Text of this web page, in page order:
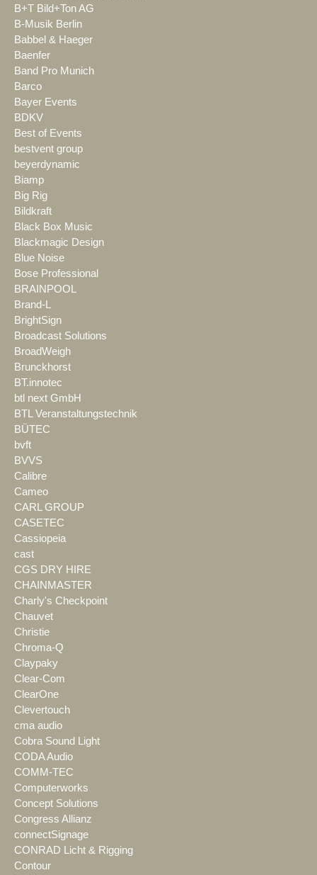
B+T Bild+Ton AG
B-Musik Berlin
Babbel & Haeger
Baenfer
Band Pro Munich
Barco
Bayer Events
BDKV
Best of Events
bestvent group
beyerdynamic
Biamp
Big Rig
Bildkraft
Black Box Music
Blackmagic Design
Blue Noise
Bose Professional
BRAINPOOL
Brand-L
BrightSign
Broadcast Solutions
BroadWeigh
Brunckhorst
BT.innotec
btl next GmbH
BTL Veranstaltungstechnik
BÜTEC
bvft
BVVS
Calibre
Cameo
CARL GROUP
CASETEC
Cassiopeia
cast
CGS DRY HIRE
CHAINMASTER
Charly's Checkpoint
Chauvet
Christie
Chroma-Q
Claypaky
Clear-Com
ClearOne
Clevertouch
cma audio
Cobra Sound Light
CODA Audio
COMM-TEC
Computerworks
Concept Solutions
Congress Allianz
connectSignage
CONRAD Licht & Rigging
Contour